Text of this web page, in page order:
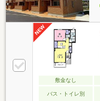
敷金なし
バス・トイレ別